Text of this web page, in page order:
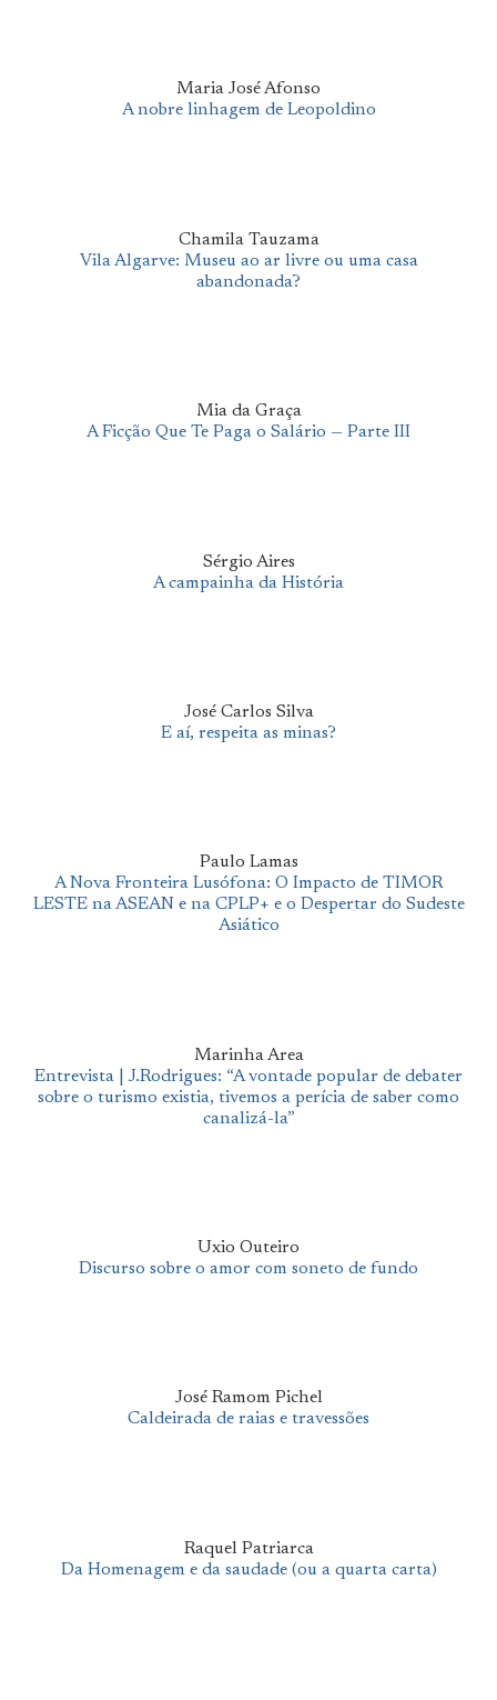
Maria José Afonso
A nobre linhagem de Leopoldino
Chamila Tauzama
Vila Algarve: Museu ao ar livre ou uma casa
abandonada?
Mia da Graça
A Ficção Que Te Paga o Salário — Parte III
Sérgio Aires
A campainha da História
José Carlos Silva
E aí, respeita as minas?
Paulo Lamas
A Nova Fronteira Lusófona: O Impacto de TIMOR
LESTE na ASEAN e na CPLP+ e o Despertar do Sudeste
Asiático
Marinha Area
Entrevista | J.Rodrigues: “A vontade popular de debater
sobre o turismo existia, tivemos a perícia de saber como
canalizá-la”
Uxio Outeiro
Discurso sobre o amor com soneto de fundo
José Ramom Pichel
Caldeirada de raias e travessões
Raquel Patriarca
Da Homenagem e da saudade (ou a quarta carta)